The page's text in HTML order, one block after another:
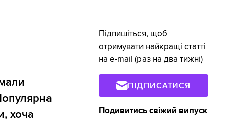
хоча
Підпишіться, щоб
отримувати найкращі статті
на e-mail (раз на два тижні)
ПІДПИСАТИСЯ
Подивитись свіжий випуск